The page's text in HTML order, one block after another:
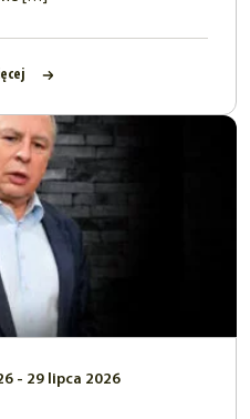
- 29 lipca 2026